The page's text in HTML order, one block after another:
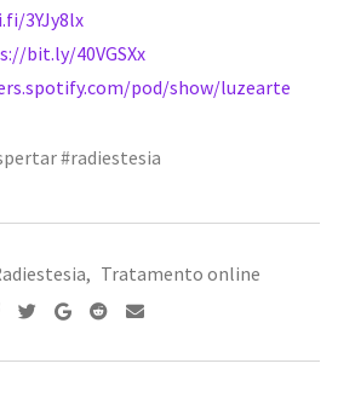
3YJy8lx
bit.ly/40VGSXx
pod/show/luzearte
#radiestesia
, Tratamento online